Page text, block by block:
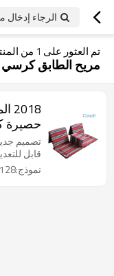
الرجاء
تم العثور على 1 من
مريح الطابق
حصيرة
تصميم
قابل
نموذج:YTBM128